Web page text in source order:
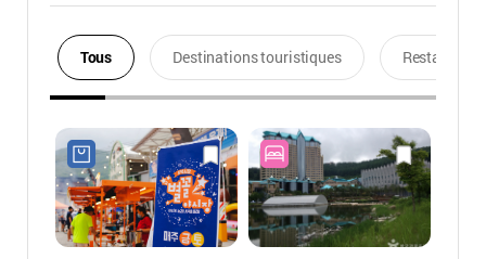
Tous Destinations touristiques Restaurants